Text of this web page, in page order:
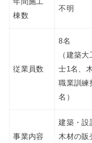
棟数
不明
従業員数
8名
（建築
士1名、
職業訓練
名）
事業内容
建築・設
木材の